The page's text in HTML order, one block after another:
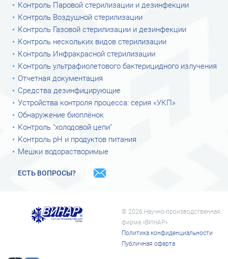
Контроль Паровой стерилизации и дезинфекции
Контроль Воздушной стерилизации
Контроль Газовой стерилизации и дезинфекции
Контроль нескольких видов стерилизации
Контроль Инфракрасной стерилизации
Контроль ультрафиолетового бактерицидного излучения
Отчетная документация
Средства дезинфицирующие
Устройства контроля процесса: серия «УКП»
Обнаружение биоплёнок
Контроль "холодовой цепи"
Контроль рН и продуктов питания
Мешки водорастворимые
ЕСТЬ ВОПРОСЫ?
© 2026 Научно-производственная
фирма «ВИНАР»
Политика конфиденциальности
Публичная оферта